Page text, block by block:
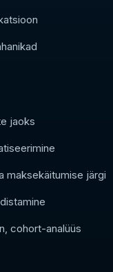
jaoks
maksekäitumise järgi
cohort-analüüs